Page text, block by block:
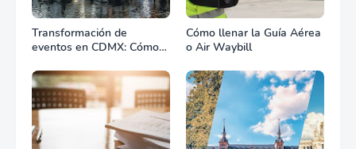
Transformación de
eventos en CDMX: Cómo
equipos define el éxito de
tu celebración
Cómo llenar la Guía Aérea
o Air Waybill